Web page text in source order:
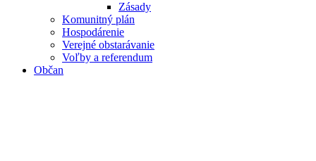
Zásady
Komunitný plán
Hospodárenie
Verejné obstarávanie
Voľby a referendum
Občan